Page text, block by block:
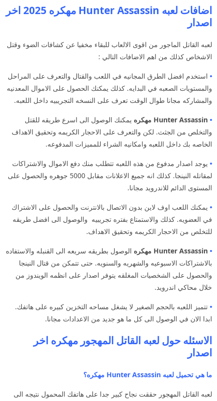
اضافات لعبه Hunter Assassin مهكره 2025 اخر
اصدار
لعبه القاتل الماجور من اقوى الالعاب للبقاء مخفيا عن كشافات الضوء وقتل
الاشخاص كذلك من اهم الاضافات التالي :
• استخدم افضل الطرق المجانيه في اللعب والقتال والتعرف على المراحل
والمستويات الصعبه في البدايه. كذلك يمكنك الحصول على الاموال المعدنيه
والمشاركه مجانا طوال الوقت تعرف على النسخه التجريبيه داخل اللعبه.
• Hunter Assassin مهكره
يمكنك الوصول الى اسرع طريقه للقتل
والتخلص من الجثث. لكن والتعرف على الاحجار الكريمه وتحقيق الاهداف
الخاصه بك داخل اللعبه وامكانيه الشراء للمميزات المدفوعه.
• يوجد اصدار مدفوع من هذه اللعبه تتطلب منك دفع الاموال والاشتراكات
لمقاتله النينجا. كذلك انه جميع الاعلانات مقابل 5000 جوهره والحصول على
المستوى الدائم للاندرويد مجانا.
• يمكنك اللعب اوف لاين بدون الاتصال بالانترنت والحصول على الاشتراك
في العضويه. كذلك والاستمتاع بفتره تجريبيه والوصول الى افضل طريقه
للتخلص من الاحجار الكريمه وتحقيق الاهداف.
• Hunter Assassin مهكره
الوصول بطريقه سريعه الى القنبله والاستفاده
بالاشتراكات الاسبوعيه والشهريه والسنويه. حتى تتمكن من قتال النينجا
والحصول على الشخصيات المغلقه يتوفر اصدار على انظمه الويندوز من
خلال محاكي اندرويد.
• تتميز اللعبه بالحجم الصغير لا يشغل مساحه التخزين كبيره على هاتفك.
ابدا الان في الوصول الى كل ما هو جديد من الاعدادات مجانا.
الاسئله حول لعبه القاتل المهجور مهكره اخر
اصدار
ما هي تحميل لعبه Hunter Assassin مهكره؟
لعبه القاتل المهجور حققت نجاح كبير جدا على هاتفك المحمول نتيجه الى